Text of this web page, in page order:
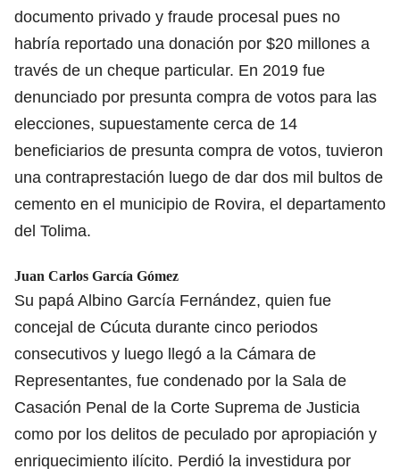
documento privado y fraude procesal pues no
habría reportado una donación por $20 millones a
través de un cheque particular. En 2019 fue
denunciado por presunta compra de votos para las
elecciones, supuestamente cerca de 14
beneficiarios de presunta compra de votos, tuvieron
una contraprestación luego de dar dos mil bultos de
cemento en el municipio de Rovira, el departamento
del Tolima.
Juan Carlos García Gómez
Su papá Albino García Fernández, quien fue
concejal de Cúcuta durante cinco periodos
consecutivos y luego llegó a la Cámara de
Representantes, fue condenado por la Sala de
Casación Penal de la Corte Suprema de Justicia
como por los delitos de peculado por apropiación y
enriquecimiento ilícito. Perdió la investidura por